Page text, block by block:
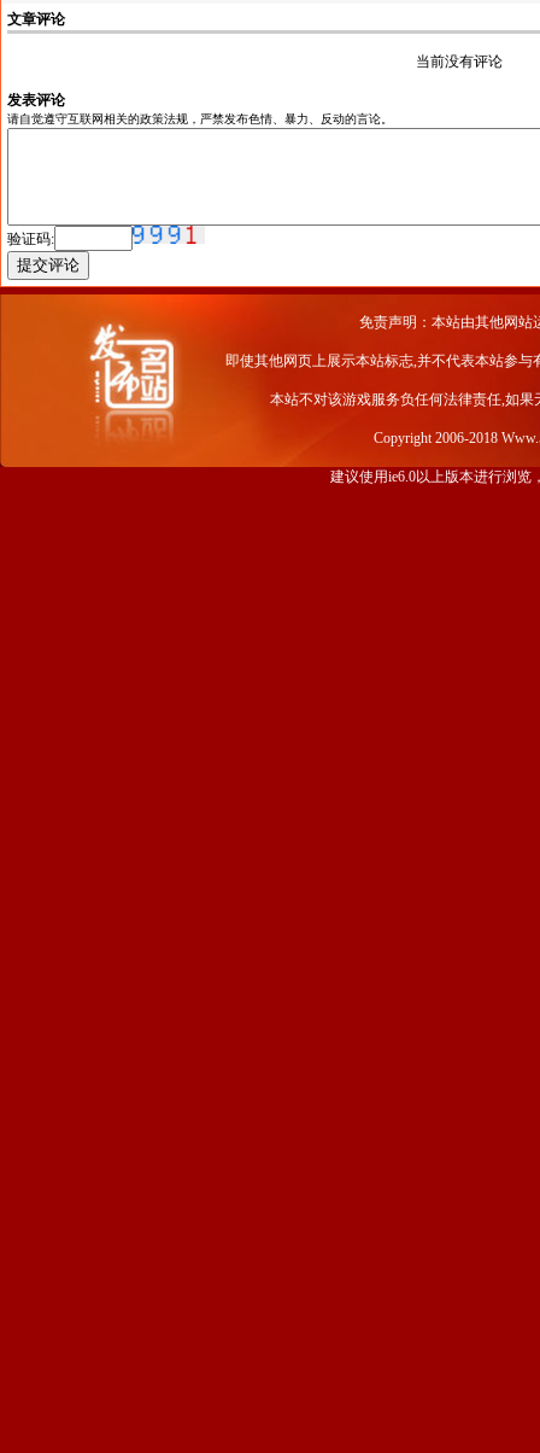
文章评论
当前没有评论
发表评论
请自觉遵守互联网相关的政策法规，严禁发布色情、暴力、反动的言论。
验证码:
免责声明：本站由其他网站
即使其他网页上展示本站标志,并不代表本站参
本站不对该游戏服务负任何法律责任,如
Copyright 2006-2018
建议使用ie6.0以上版本进行浏览